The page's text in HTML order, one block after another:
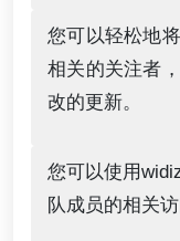
您可以轻松地
相关的关注者
改的更新。
您可以使用
队成员的相关访